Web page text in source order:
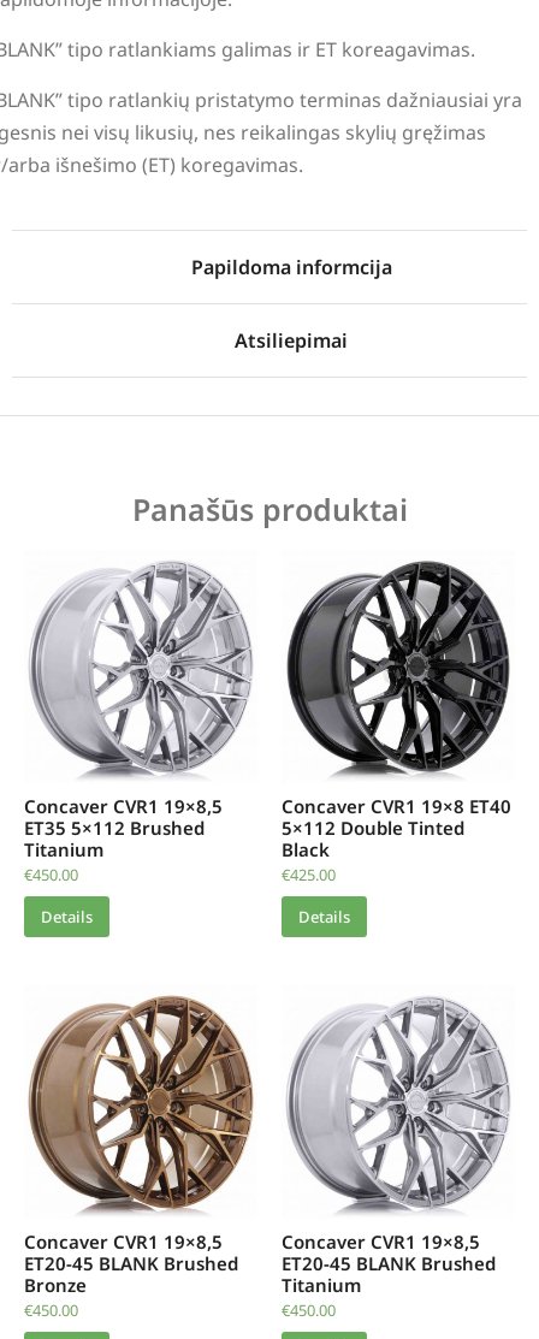
tipo ratlankiams galimas ir ET koreagavimas.
tipo ratlankių pristatymo terminas dažniausiai yra
nei visų likusių, nes reikalingas skylių gręžimas
arba išnešimo (ET) koregavimas.
Papildoma informcija
Atsiliepimai
Panašūs produktai
Concaver CVR1 19×8,5
ET35 5×112 Brushed
Titanium
€450.00
Details
Concaver CVR1 19×8 ET40
5×112 Double Tinted
Black
€425.00
Details
Concaver CVR1 19×8,5
ET20-45 BLANK Brushed
Bronze
€450.00
Concaver CVR1 19×8,5
ET20-45 BLANK Brushed
Titanium
€450.00